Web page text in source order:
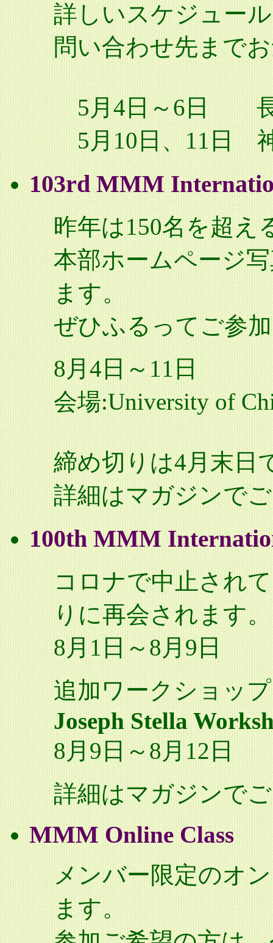
詳しいスケジュー
問い合わせ先まで
5月4日～6日
5月10日、11日
103rd MMM Intern
昨年は150名を超え
本部ホームページ
ます。
ぜひふるってご参
8月4日～11日
会場:University of
締め切りは4月末日
詳細はマガジンで
100th MMM Intern
コロナで中止され
りに再会されます。
8月1日～8月9日
追加ワークショッ
Joseph Stella
8月9日～8月12日
詳細はマガジンで
MMMOnline Class
メンバー限定のオ
ます。